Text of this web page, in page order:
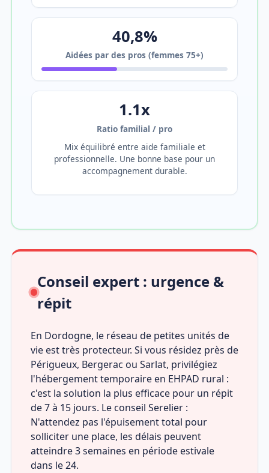
40,8%
Aidées par des pros (femmes 75+)
1.1x
Ratio familial / pro
Mix équilibré entre aide familiale et
professionnelle. Une bonne base pour un
accompagnement durable.
Conseil expert : urgence &
répit
En Dordogne, le réseau de petites unités de
vie est très protecteur. Si vous résidez près de
Périgueux, Bergerac ou Sarlat, privilégiez
l'hébergement temporaire en EHPAD rural :
c'est la solution la plus efficace pour un répit
de 7 à 15 jours. Le conseil Serelier :
N'attendez pas l'épuisement total pour
solliciter une place, les délais peuvent
atteindre 3 semaines en période estivale
dans le 24.